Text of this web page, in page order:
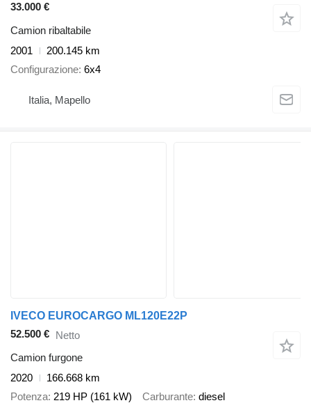
33.000 €
Camion ribaltabile
2001
200.145 km
Configurazione 6x4
Italia, Mapello
IVECO EUROCARGO ML120E22P
52.500 € Netto
Camion furgone
2020
166.668 km
Potenza 219 HP (161 kW) Carburante diesel